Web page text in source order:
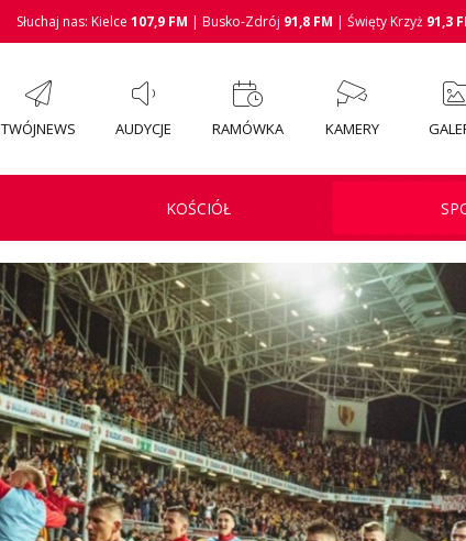
Słuchaj nas: Kielce 107,9 FM | Busko-Zdrój 91,8 FM | Święty Krzyż 91,3
TWÓJNEWS AUDYCJE RAMÓWKA KAMERY
KOŚCIÓŁ